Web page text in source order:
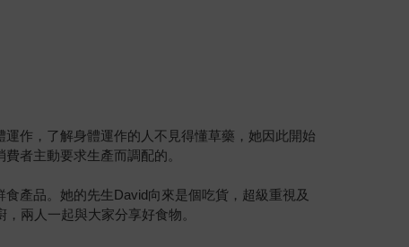
作，了解身體運作的人不見得懂草藥，她因此開始
者主動要求生產而調配的。
產品。她的先生David向來是個吃貨，超級重視及
兩人一起與大家分享好食物。